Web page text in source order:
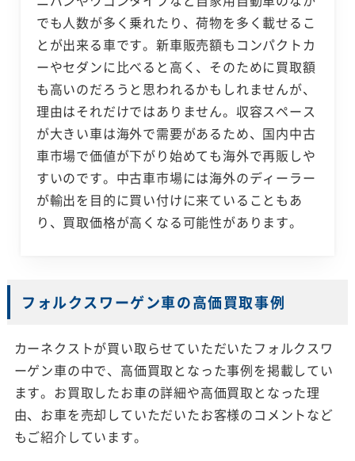
でも人数が多く乗れたり、荷物を多く載せるこ
とが出来る車です。新車販売額もコンパクトカ
ーやセダンに比べると高く、そのために買取額
も高いのだろうと思われるかもしれませんが、
理由はそれだけではありません。収容スペース
が大きい車は海外で需要があるため、国内中古
車市場で価値が下がり始めても海外で再販しや
すいのです。中古車市場には海外のディーラー
が輸出を目的に買い付けに来ていることもあ
り、買取価格が高くなる可能性があります。
フォルクスワーゲン車の高価買取事例
カーネクストが買い取らせていただいたフォルクスワ
ーゲン車の中で、高価買取となった事例を掲載してい
ます。お買取したお車の詳細や高価買取となった理
由、お車を売却していただいたお客様のコメントなど
もご紹介しています。